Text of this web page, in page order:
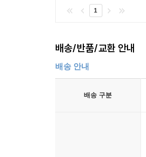
1
배송/반품/교환 안내
배송 안내
배송 구분